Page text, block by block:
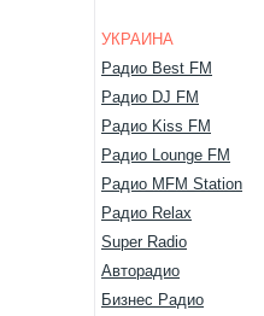
УКРАИНА
Радио Best FM
Радио DJ FM
Радио Kiss FM
Радио Lounge FM
Радио MFM Station
Радио Relax
Super Radio
Авторадио
Бизнес Радио